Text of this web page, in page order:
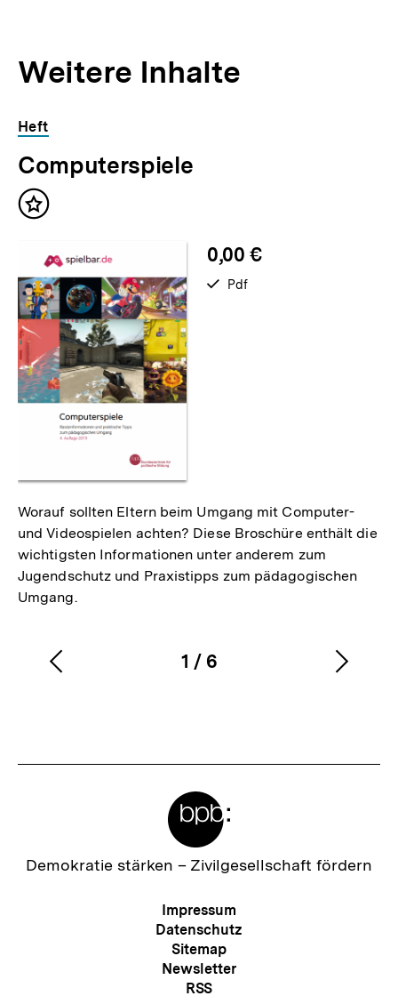
Weitere Inhalte
Inhaltskarousell
für
weitere
Inhalte
Inhaltskarussell
überspringen
Heft
Computerspiele
Inhalt
0,00 €
verfügbar
Pdf
Worauf sollten Eltern beim Umgang mit Computer-
und Videospielen achten? Diese Broschüre enthält die
wichtigsten Informationen unter anderem zum
Jugendschutz und Praxistipps zum pädagogischen
Umgang.
Karussellinhalt
1
von
/ 6
Vorherigen
Zur
Demokratie stärken – Zivilgesellschaft fördern
Meta-
Navigation
Impressum
Datenschutz
Sitemap
Newsletter
RSS